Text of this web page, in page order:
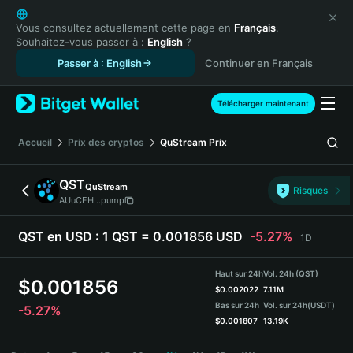
English
日本語
Tiếng Việt
Español (Latinoamérica)
Türkçe
Français
Deutsch
简体中文
繁體中文
Português (Portugal)
Bahasa Indonesia
ภาษาไทย
Español
Español (Argentina)
Vous consultez actuellement cette page en Français.
Souhaitez-vous passer à : English ?
Passer à : English
Continuer en Français
Télécharger maintenant
Accueil Prix des cryptos QuStream Prix
QSTQuStream
AUuCEH...pump
Risques
QST en USD : 1 QST = 0.001856 USD -5.27% 1D
$0.001856
-5.27%
Haut sur 24h
$0.002022
Bas sur 24h
$0.001807
Vol. 24h (QST)
7.11M
Vol. sur 24h(USDT)
13.19K